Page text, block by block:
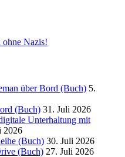
über Bord (Buch) 5.
(Buch) 31. Juli 2026
Unterhaltung mit
2026
(Buch) 30. Juli 2026
(Buch) 27. Juli 2026